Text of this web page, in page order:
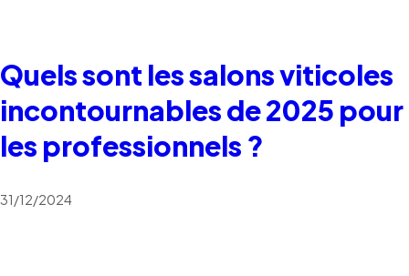
Quels sont les salons viticoles
incontournables de 2025 pour
les professionnels ?
31/12/2024